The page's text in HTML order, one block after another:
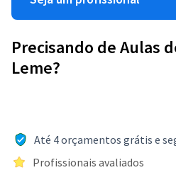
Precisando de Aulas
Leme?
Até 4 orçamentos grátis e
Profissionais avaliados